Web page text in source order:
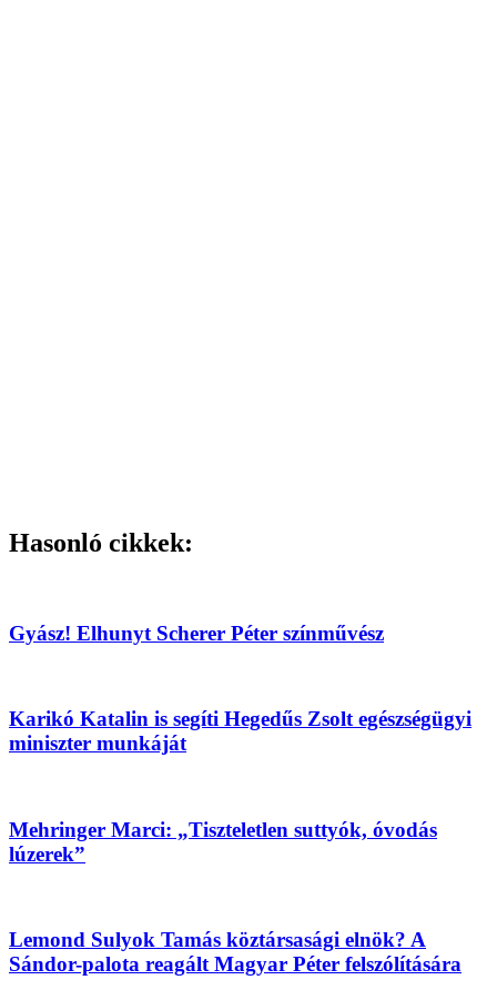
Hasonló cikkek:
Gyász! Elhunyt Scherer Péter színművész
Karikó Katalin is segíti Hegedűs Zsolt egészségügyi
miniszter munkáját
Mehringer Marci: „Tiszteletlen suttyók, óvodás
lúzerek”
Lemond Sulyok Tamás köztársasági elnök? A
Sándor-palota reagált Magyar Péter felszólítására